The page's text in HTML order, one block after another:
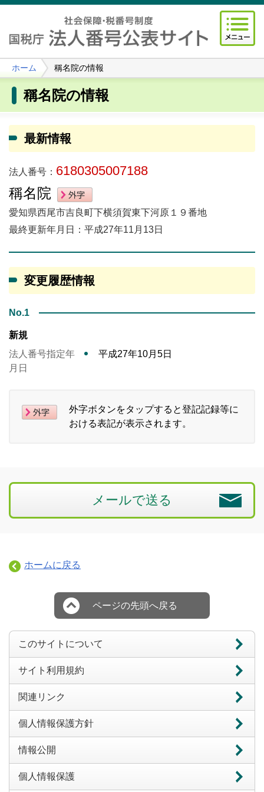
ホーム 稱名院の情報
稱名院の情報
最新情報
法人番号： 6180305007188
稱名院
愛知県西尾市吉良町下横須賀東下河原１９番地
最終更新年月日：平成27年11月13日
変更履歴情報
No.1
新規
法人番号指定年
月日
平成27年10月5日
外字ボタンをタップすると登記記録等に
おける表記が表示されます。
メールで送る
ホームに戻る
ページの先頭へ戻る
このサイトについて
サイト利用規約
関連リンク
個人情報保護方針
情報公開
個人情報保護